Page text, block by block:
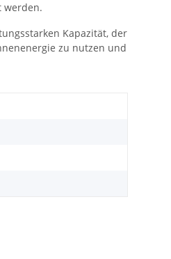
werden.
Kapazität, der
zu nutzen und